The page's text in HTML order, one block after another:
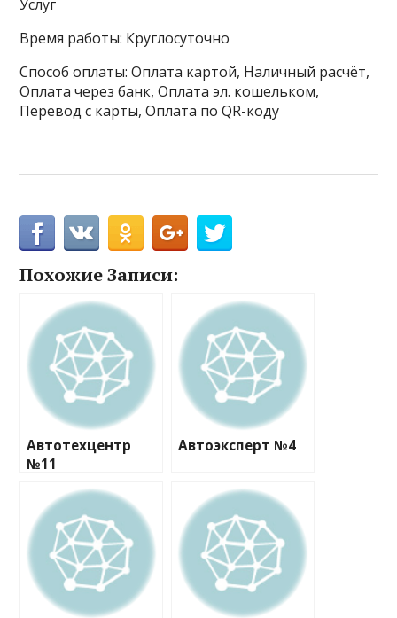
Услуг
Время работы: Круглосуточно
Способ оплаты: Оплата картой, Наличный расчёт,
Оплата через банк, Оплата эл. кошельком,
Перевод с карты, Оплата по QR-коду
Похожие Записи:
Автотехцентр
№11
Автоэксперт №4